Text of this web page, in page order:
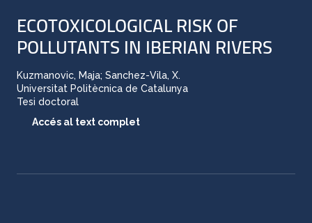
ECOTOXICOLOGICAL RISK OF
POLLUTANTS IN IBERIAN RIVERS
Kuzmanovic, Maja; Sanchez-Vila, X.
Universitat Politècnica de Catalunya
Tesi doctoral
Accés al text complet